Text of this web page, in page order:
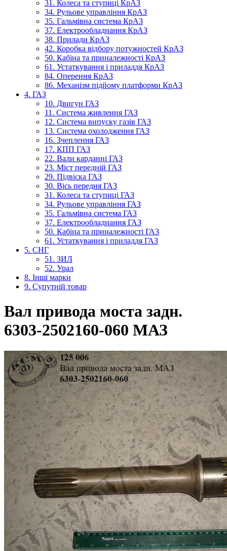
31. Колеса та ступиці КрАЗ
34. Рульове управління КрАЗ
35. Гальмівна система КрАЗ
37. Електрообладнання КрАЗ
38. Прилади КрАЗ
42. Коробка відбору потужностей КрАЗ
50. Кабіна та приналежності КрАЗ
61. Устаткування і приладдя КрАЗ
84. Оперення КрАЗ
86. Механізм підйому платформи КрАЗ
4. ГАЗ
10. Двигун ГАЗ
11. Система живлення ГАЗ
12. Система випуску газів ГАЗ
13. Система охолодження ГАЗ
16. Зчеплення ГАЗ
17. КПП ГАЗ
22. Вали карданні ГАЗ
23. Міст передній ГАЗ
29. Підвіска ГАЗ
30. Вісь передня ГАЗ
31. Колеса та ступиці ГАЗ
34. Рульове управління ГАЗ
35. Гальмівна система ГАЗ
37. Електрообладнання ГАЗ
50. Кабіна та приналежності ГАЗ
61. Устаткування і приладдя ГАЗ
5. СНГ
51. ЗИЛ
52. Урал
8. Інші марки
9. Супутній товар
Вал привода моста задн.
6303-2502160-060 МАЗ